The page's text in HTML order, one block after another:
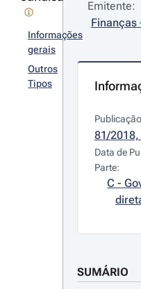
Informações
gerais
Outros
Tipos
Emitente:
Finanças
81/
Data de
Parte:
C -
SUMÁRIO